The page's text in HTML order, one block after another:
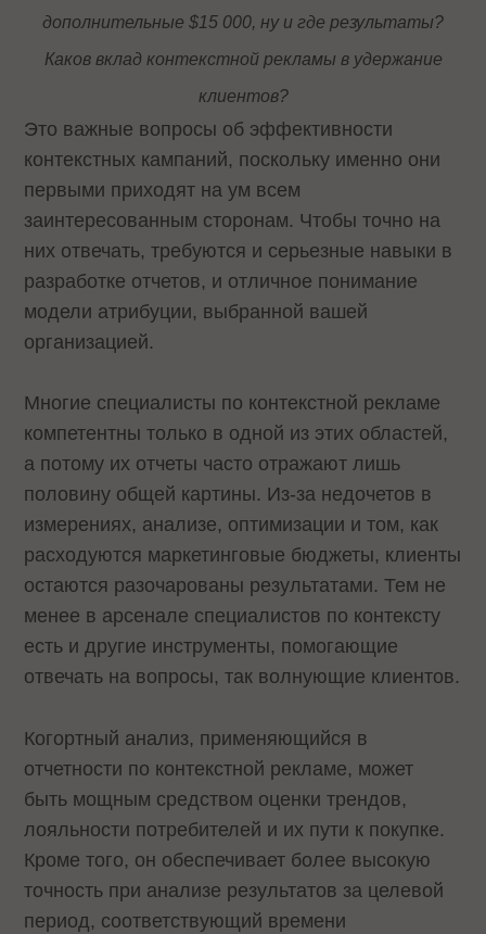
дополнительные $15 000, ну и где результаты?
Каков вклад контекстной рекламы в удержание
клиентов?
Это важные вопросы об эффективности
контекстных кампаний, поскольку именно они
первыми приходят на ум всем
заинтересованным сторонам. Чтобы точно на
них отвечать, требуются и серьезные навыки в
разработке отчетов, и отличное понимание
модели атрибуции, выбранной вашей
организацией.
Многие специалисты по контекстной рекламе
компетентны только в одной из этих областей,
а потому их отчеты часто отражают лишь
половину общей картины. Из-за недочетов в
измерениях, анализе, оптимизации и том, как
расходуются маркетинговые бюджеты, клиенты
остаются разочарованы результатами. Тем не
менее в арсенале специалистов по контексту
есть и другие инструменты, помогающие
отвечать на вопросы, так волнующие клиентов.
Когортный анализ, применяющийся в
отчетности по контекстной рекламе, может
быть мощным средством оценки трендов,
лояльности потребителей и их пути к покупке.
Кроме того, он обеспечивает более высокую
точность при анализе результатов за целевой
период, соответствующий времени